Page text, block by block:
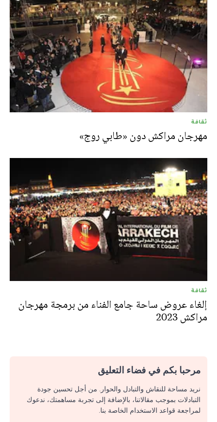
ثقافة
مهرجان مراكش دون «طابي روج»
ثقافة
إلغاء عروض ساحة جامع الفناء من برمجة مهرجان
مراكش 2023
مرحبا بكم في فضاء التعليق
نريد مساحة للنقاش والتبادل والحوار. من أجل تحسين جودة
التبادلات بموجب مقالاتنا، بالإضافة إلى تجربة مساهمتك، ندعوك
لمراجعة قواعد الاستخدام الخاصة بنا.